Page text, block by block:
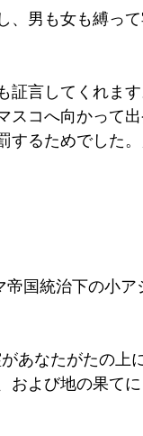
、男も女も縛っ
証言してくれま
コへ向かって
るためでした。
国統治下の小
あなたがたの上
および地の果て